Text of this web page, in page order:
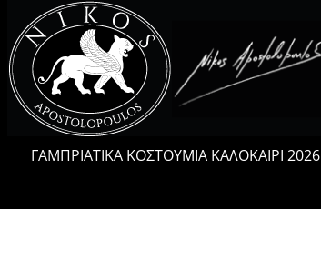
ΓΑΜΠΡΙΑΤΙΚΑ ΚΟΣΤΟΥΜΙΑ ΚΑΛΟΚΑΙΡΙ 2026